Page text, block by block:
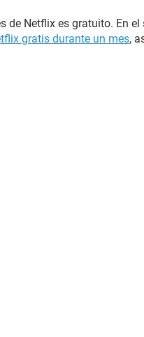
de Netflix es gratuito. En
gratis durante un mes,